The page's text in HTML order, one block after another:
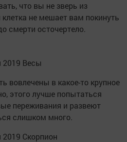
что вы не зверь из
не мешает вам покинуть
смерти осточертело.
2019 Весы
вовлечены в какое-то крупное
этого лучше попытаться
переживания и развеют
слишком много.
2019 Скорпион